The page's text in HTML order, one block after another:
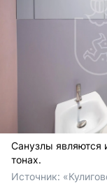
Санузлы являются
тонах.
Источник: